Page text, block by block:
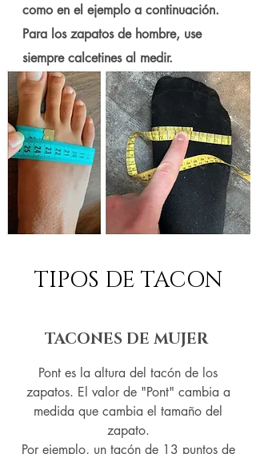
como en el ejemplo a continuación.
Para los zapatos de hombre, use
siempre calcetines al medir.
TIPOS DE TACON
TACONES DE MUJER
Pont es la altura del tacón de los
zapatos. El valor de "Pont" cambia a
medida que cambia el tamaño del
zapato.
Por ejemplo, un tacón de 13 puntos de